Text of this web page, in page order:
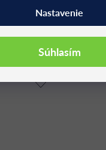
Nastavenie
Súhlasím
lehota 6 - 7
€